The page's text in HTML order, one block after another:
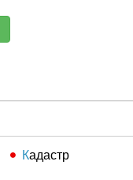
Кадастр